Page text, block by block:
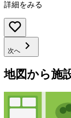
詳細をみる
次へ
地図から施